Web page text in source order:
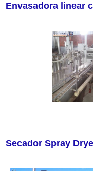
Envasadora linear
Secador Spray